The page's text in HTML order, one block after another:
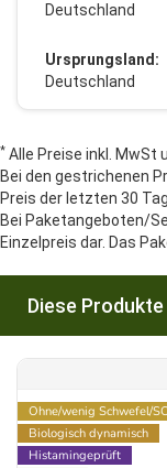
Deutschland
Ursprungsland:
Deutschland
* Alle Preise inkl. MwSt
Bei den gestrichenen
Preis der letzten 30
Bei Paketangeboten/
Einzelpreis dar. Das
Diese
Ohne/wenig Schwefel/
Biologisch dynamisch
Histamingeprüft